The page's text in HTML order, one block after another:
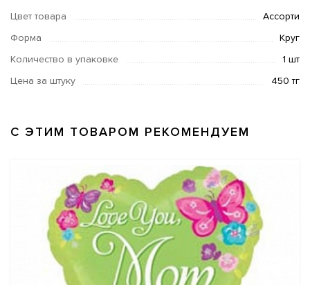
Цвет товара Ассорти
Форма Круг
Количество в упаковке 1 шт
Цена за штуку 450 тг
С ЭТИМ ТОВАРОМ РЕКОМЕНДУЕМ